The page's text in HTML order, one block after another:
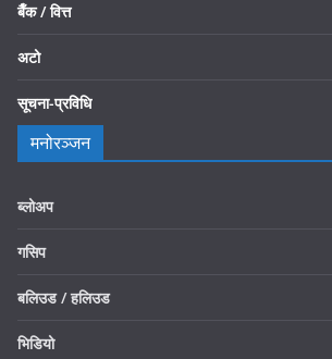
बैँक / वित्त
अटो
सूचना-प्रविधि
मनोरञ्जन
ब्लोअप
गसिप
बलिउड / हलिउड
भिडियो